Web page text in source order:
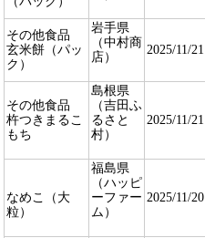
その他食品
玄米餅（パッ
ク）
岩手県
（中村商
店）
2025/11/21
その他食品
杵つきまるこ
もち
島根県
（吉田ふ
るさと
村）
2025/11/21
なめこ（大
粒）
福島県
（ハッピ
ーファー
ム）
2025/11/20